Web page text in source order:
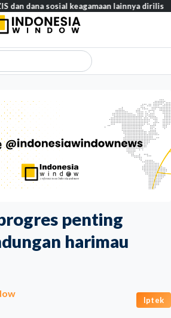
penting
harimau
Iptek
sosial keagamaan lainnya dirilis